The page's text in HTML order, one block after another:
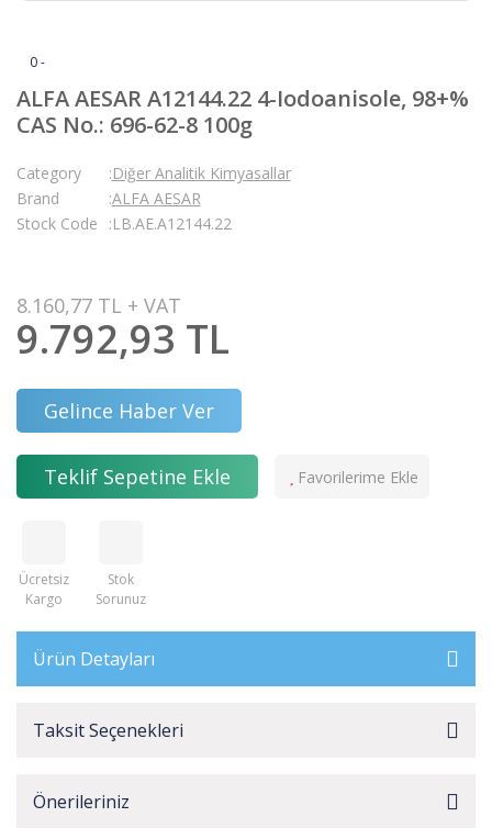
0 -
ALFA AESAR A12144.22 4-Iodoanisole, 98+%
CAS No.: 696-62-8 100g
Category
Diğer Analitik Kimyasallar
Brand
ALFA AESAR
Stock Code
LB.AE.A12144.22
8.160,77 TL + VAT
9.792,93 TL
Gelince Haber Ver
Teklif Sepetine Ekle
Ücretsiz
Kargo
Stok
Sorunuz
Ürün Detayları
Taksit Seçenekleri
Önerileriniz